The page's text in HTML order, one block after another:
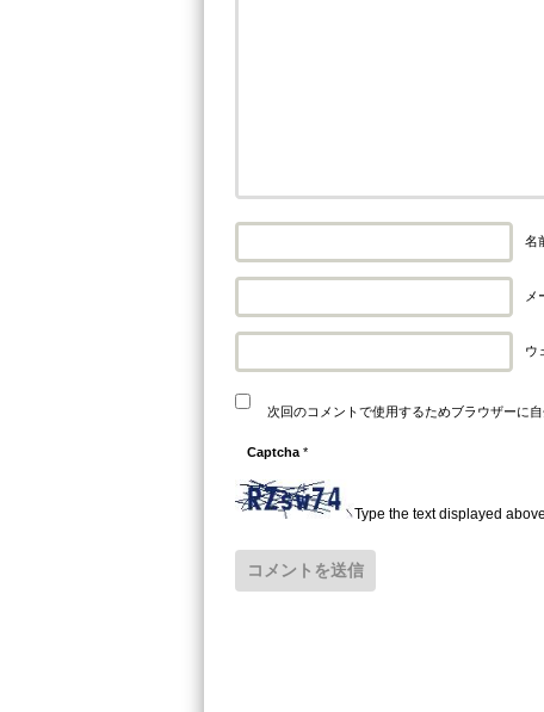
名
メ
ウ
次回のコメントで使用するためブラウザーに
Captcha *
Type the text displayed